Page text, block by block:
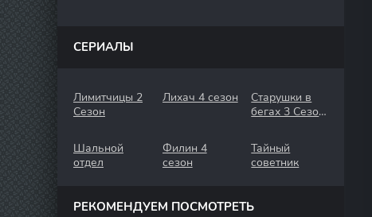
СЕРИАЛЫ
Лимитчицы 2
Сезон
Лихач 4 сезон
Старушки в
бегах 3 Сезон.
Каникулы
Шальной
отдел
Филин 4
сезон
Тайный
советник
РЕКОМЕНДУЕМ ПОСМОТРЕТЬ